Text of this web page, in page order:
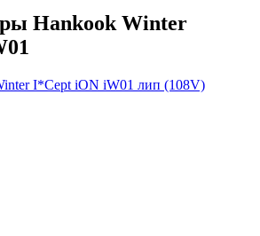
Hankook Winter
I*Cept iON iW01 лип (108V)